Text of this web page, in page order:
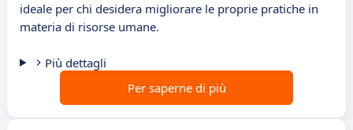
ideale per chi desidera migliorare le proprie pratiche in
materia di risorse umane.
Più dettagli
Per saperne di più